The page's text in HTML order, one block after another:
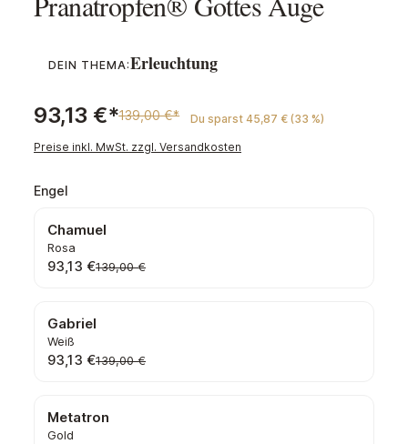
DEIN THEMA:Erleuchtung
93,13 €*139,00 €* Du sparst 45,87 € (33 %)
Preise inkl. MwSt. zzgl. Versandkosten
Engel
Chamuel
Rosa
93,13 €139,00 €
Gabriel
Weiß
93,13 €139,00 €
Metatron
Gold